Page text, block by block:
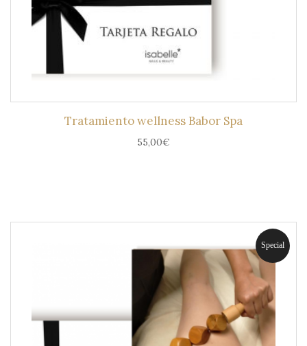
Tratamiento wellness Babor Spa
55,00€
Special